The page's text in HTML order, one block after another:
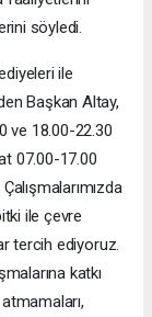
söyledi.
ile
Başkan Altay,
ve 18.00-22.30
07.00-17.00
ile çevre
tercih ediyoruz.
katkı